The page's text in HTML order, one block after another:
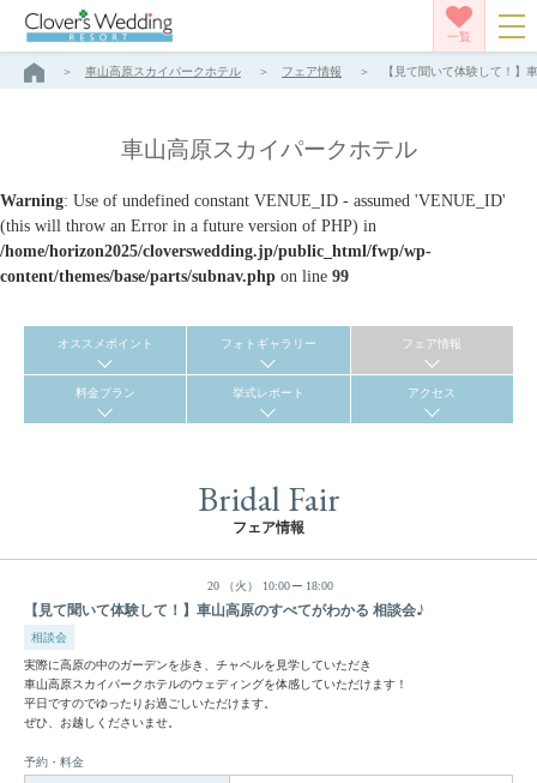
一覧
車山高原スカイパークホテル フェア情報 【見て聞いて体験して！】
車山高原スカイパークホテル
Warning: Use of undefined constant VENUE_ID - assumed 'VENUE_ID'
(this will throw an Error in a future version of PHP) in
/home/horizon2025/cloverswedding.jp/public_html/fwp/wp-
content/themes/base/parts/subnav.php on line 99
オススメポイント フォトギャラリー フェア情報
料金プラン 挙式レポート アクセス
Bridal Fair
フェア情報
20 （火） 10:00 18:00
【見て聞いて体験して！】車山高原のすべてがわかる 相談会♪
相談会
実際に高原の中のガーデンを歩き、チャペルを見学していただき
車山高原スカイパークホテルのウェディングを体感していただけます！
平日ですのでゆったりお過ごしいただけます。
ぜひ、お越しくださいませ。
予約・料金